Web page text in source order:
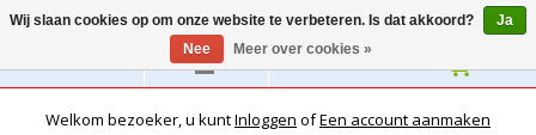
Nederlands
Welkom bezoeker, u kuntInloggen ofEen account aanmaken
Wij slaan cookies op om onze website te verbeteren. Is dat akkoord?
Ja
Nee
Meer over cookies »